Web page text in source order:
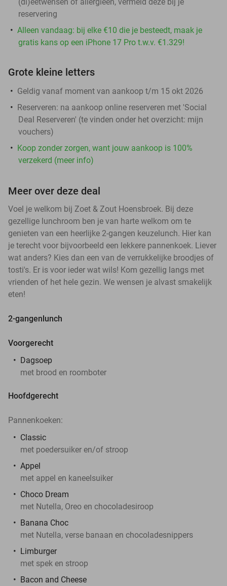
reservering
Alleen vandaag: bij elke €10 die je besteedt, maak je
gratis kans op een iPhone 17 Pro t.w.v. €1.329!
Grote kleine letters
Geldig vanaf moment van aankoop t/m 15 okt 2026
Reserveren: na aankoop online reserveren met 'Social
Deal Reserveren' (te vinden onder het overzicht: mijn
vouchers)
Koop zonder zorgen, want jouw aankoop is 100%
verzekerd (meer info)
Meer over deze deal
Voel je welkom bij Zoet & Zout Hoensbroek. Bij deze
gezellige lunchroom ben je van harte welkom om te
genieten van een heerlijke 2-gangen keuzelunch. Hier kan
je terecht voor bijvoorbeeld een lekkere pannenkoek. Liever
wat anders? Kies dan een van de verrukkelijke broodjes of
tosti's. Er is voor ieder wat wils! Kom gezellig langs met
vrienden of het hele gezin. We wensen je alvast smakelijk
eten!
2-gangenlunch
Voorgerecht
Dagsoep
met brood en roomboter
Hoofdgerecht
Pannenkoeken:
Classic
met poedersuiker en/of stroop
Appel
met appel en kaneelsuiker
Choco Dream
met Nutella, Oreo en chocoladesiroop
Banana Choc
met Nutella, verse banaan en chocoladesnippers
Limburger
met spek en stroop
Bacon and Cheese